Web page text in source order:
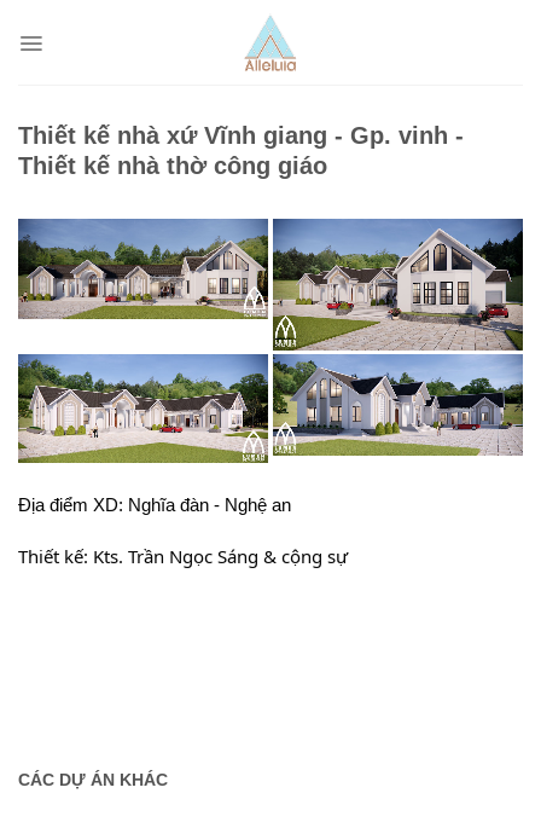
Thiết kế nhà xứ Vĩnh giang - Gp. vinh -
Thiết kế nhà thờ công giáo
Địa điểm XD: Nghĩa đàn - Nghệ an
Thiết kế: Kts. Trần Ngọc Sáng & cộng sự
CÁC DỰ ÁN KHÁC